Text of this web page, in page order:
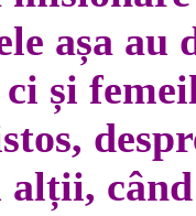
așa au
și
când